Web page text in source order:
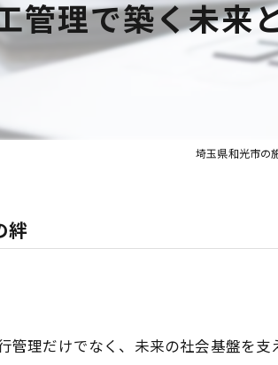
管理で築く未来
埼玉県和光市の
絆
管理だけでなく、未来の社会基盤を